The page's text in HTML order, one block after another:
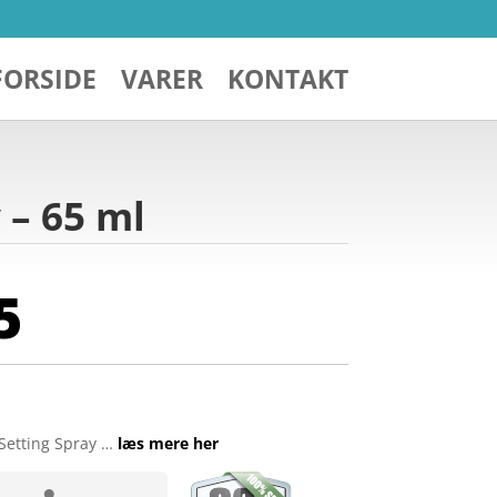
VARER KONTAKT
65 ml
Spray … læs mere her